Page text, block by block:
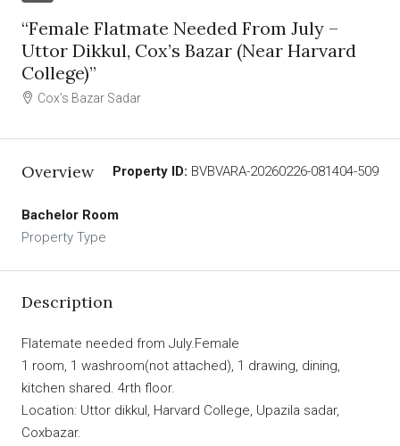
“Female Flatmate Needed From July –
Uttor Dikkul, Cox’s Bazar (Near Harvard
College)”
Cox’s Bazar Sadar
Overview Property ID: BVBVARA-20260226-081404-509
Bachelor Room
Property Type
Description
Flatemate needed from July.Female
1 room, 1 washroom(not attached), 1 drawing, dining,
kitchen shared. 4rth floor.
Location: Uttor dikkul, Harvard College, Upazila sadar,
Coxbazar.